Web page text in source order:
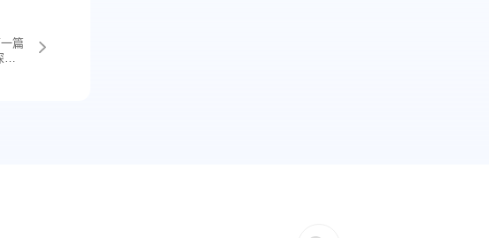
篇
什么是RPA？一文带你深度了解RPA